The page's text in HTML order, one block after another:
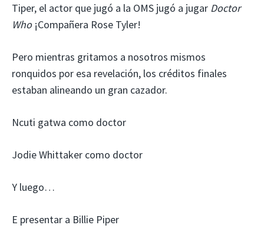
Tiper, el actor que jugó a la OMS jugó a jugar Doctor
Who¡Compañera Rose Tyler!
Pero mientras gritamos a nosotros mismos
ronquidos por esa revelación, los créditos finales
estaban alineando un gran cazador.
Ncuti gatwa como doctor
Jodie Whittaker como doctor
Y luego…
E presentar a Billie Piper